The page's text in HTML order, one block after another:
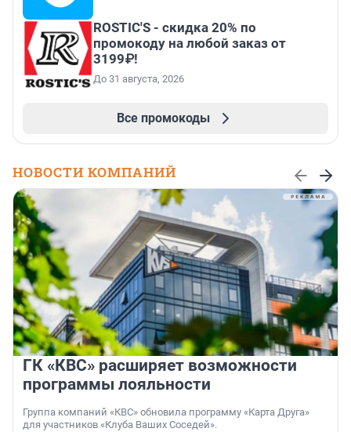
ROSTIC'S - скидка 20% по
промокоду на любой заказ от
3199₽!
До 31 августа, 2026
Все промокоды
НОВОСТИ КОМПАНИЙ
ГК «КВС» расширяет возможности
программы лояльности
Группа компаний «КВС» обновила программу «Карта Друга»
для участников «Клуба Ваших Соседей».